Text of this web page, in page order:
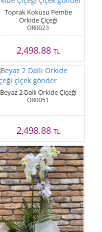
Toprak Kokusu Pembe
Orkide Çiçeği
OR0023
2,498.88 TL
Beyaz 2 Dallı Orkide Çiçeği
OR0051
2,498.88 TL